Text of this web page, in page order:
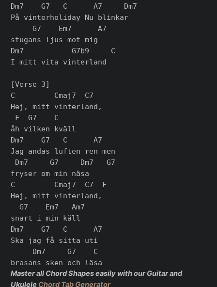
Dm7    G7   C      A7     Dm7
På vinterholiday Nu blinkar
     G7    Em7      A7
stugans ljus mot mig
Dm7           G7b9     C
I mitt vita vinterland
[Verse 3]
C         Cmaj7  C7
Hej, mitt vinterland,
F  G7    C
åh vilken kväll
Dm7    G7   C      A7
Jag andas luften ren men
Dm7     G7     Dm7   G7
fryser om min näsa
C         Cmaj7  C7  F
Hej, mitt vinterland,
  G7    Em7   Am7
snart i min käll
Dm7    G7   C      A7
Ska jag få sitta uti
     Dm7     G7    C
Master all Chord Shapes easily with our Guitar and
Ukulele Chord Tab Generator